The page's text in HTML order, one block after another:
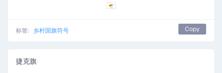
🇨🇾
标签: 乡村国旗符号 Copy
捷克旗